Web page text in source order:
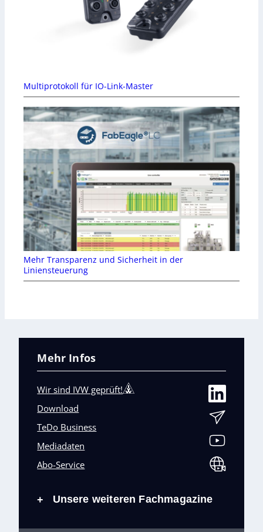
Multiprotokoll für IO-Link-Master
Mehr Transparenz und Sicherheit in der
Liniensteuerung
Mehr Infos
Wir sind IVW geprüft!
Download
TeDo Business
Mediadaten
Abo-Service
+ Unsere weiteren Fachmagazine